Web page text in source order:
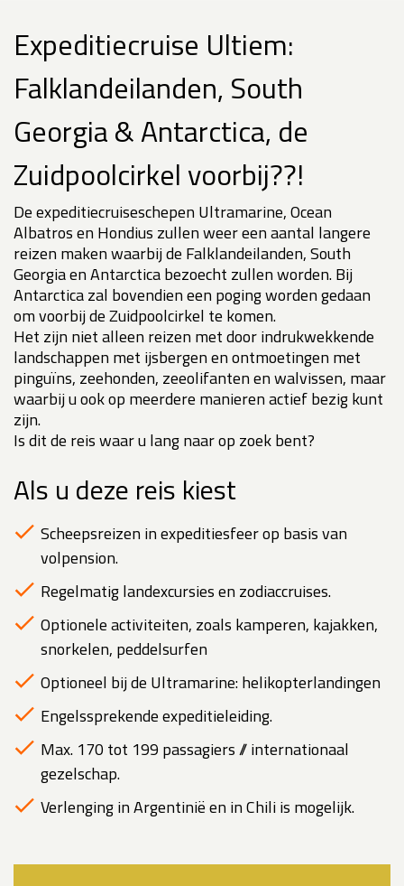
Expeditiecruise Ultiem:
Falklandeilanden, South
Georgia & Antarctica, de
Zuidpoolcirkel voorbij??!
De expeditiecruiseschepen Ultramarine, Ocean
Albatros en Hondius zullen weer een aantal langere
reizen maken waarbij de Falklandeilanden, South
Georgia en Antarctica bezoecht zullen worden. Bij
Antarctica zal bovendien een poging worden gedaan
om voorbij de Zuidpoolcirkel te komen.
Het zijn niet alleen reizen met door indrukwekkende
landschappen met ijsbergen en ontmoetingen met
pinguïns, zeehonden, zeeolifanten en walvissen, maar
waarbij u ook op meerdere manieren actief bezig kunt
zijn.
Is dit de reis waar u lang naar op zoek bent?
Als u deze reis kiest
Scheepsreizen in expeditiesfeer op basis van
volpension.
Regelmatig landexcursies en zodiaccruises.
Optionele activiteiten, zoals kamperen, kajakken,
snorkelen, peddelsurfen
Optioneel bij de Ultramarine: helikopterlandingen
Engelssprekende expeditieleiding.
Max. 170 tot 199 passagiers // internationaal
gezelschap.
Verlenging in Argentinië en in Chili is mogelijk.